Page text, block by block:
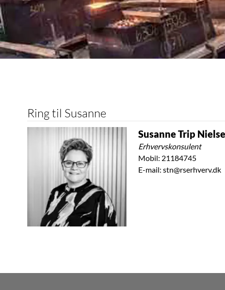
Ring til Susanne
Susanne Trip
Erhvervskonsulent
Mobil: 21184745
E-mail:stn@rserhverv.dk